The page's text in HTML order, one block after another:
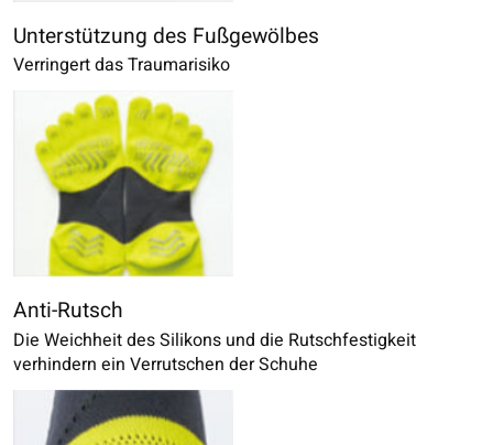
Unterstützung des Fußgewölbes
Verringert das Traumarisiko
Anti-Rutsch
Die Weichheit des Silikons und die Rutschfestigkeit
verhindern ein Verrutschen der Schuhe